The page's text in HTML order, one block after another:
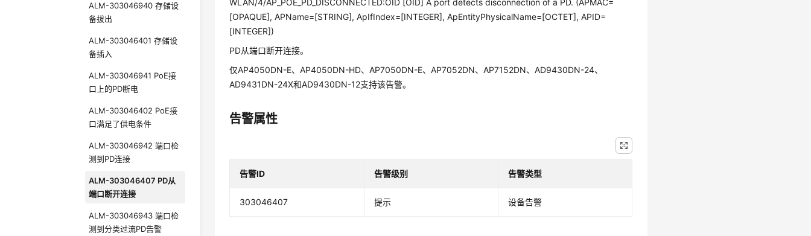
ALM-303046940 存储设
备拔出
ALM-303046401 存储设
备插入
ALM-303046941 PoE接
口上的PD断电
ALM-303046402 PoE接
口满足了供电条件
ALM-303046942 端口检
测到PD连接
ALM-303046407 PD从
端口断开连接
ALM-303046943 端口检
测到分类过流PD告警
WLAN/4/AP_POE_PD_DISCONNECTED:OID [OID] A port detects disconnection of a PD. (APMAC=
[OPAQUE], APName=[STRING], ApIfIndex=[INTEGER], ApEntityPhysicalName=[OCTET], APID=
[INTEGER])
PD从端口断开连接。
仅AP4050DN-E、AP4050DN-HD、AP7050DN-E、AP7052DN、AP7152DN、AD9430DN-24、
AD9431DN-24X和AD9430DN-12支持该告警。
告警属性
告警ID 告警级别 告警类型
303046407 提示 设备告警